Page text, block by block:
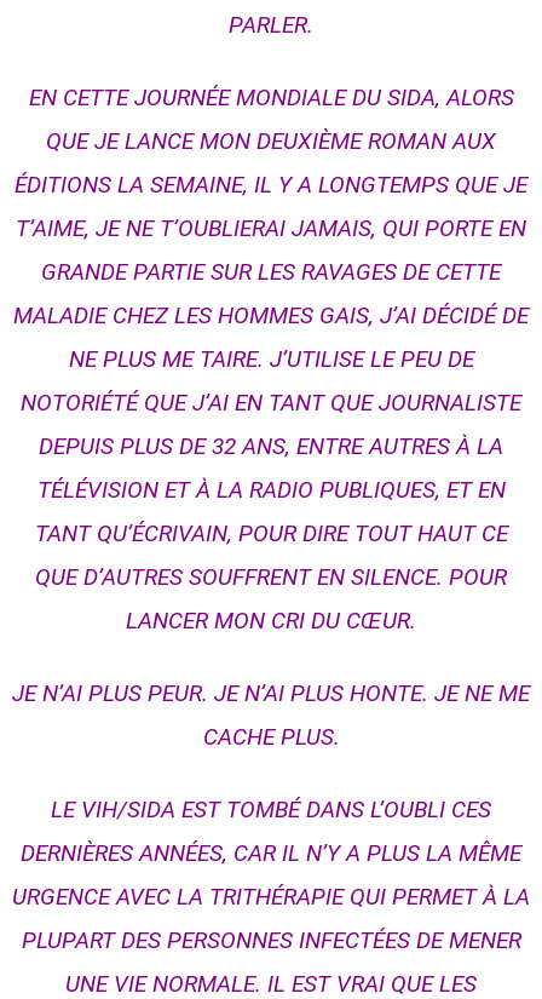
PARLER.
EN CETTE JOURNÉE MONDIALE DU SIDA, ALORS
QUE JE LANCE MON DEUXIÈME ROMAN AUX
ÉDITIONS LA SEMAINE, IL Y A LONGTEMPS QUE JE
T’AIME, JE NE T’OUBLIERAI JAMAIS, QUI PORTE EN
GRANDE PARTIE SUR LES RAVAGES DE CETTE
MALADIE CHEZ LES HOMMES GAIS, J’AI DÉCIDÉ DE
NE PLUS ME TAIRE. J’UTILISE LE PEU DE
NOTORIÉTÉ QUE J’AI EN TANT QUE JOURNALISTE
DEPUIS PLUS DE 32 ANS, ENTRE AUTRES À LA
TÉLÉVISION ET À LA RADIO PUBLIQUES, ET EN
TANT QU’ÉCRIVAIN, POUR DIRE TOUT HAUT CE
QUE D’AUTRES SOUFFRENT EN SILENCE. POUR
LANCER MON CRI DU CŒUR.
JE N’AI PLUS PEUR. JE N’AI PLUS HONTE. JE NE ME
CACHE PLUS.
LE VIH/SIDA EST TOMBÉ DANS L’OUBLI CES
DERNIÈRES ANNÉES, CAR IL N’Y A PLUS LA MÊME
URGENCE AVEC LA TRITHÉRAPIE QUI PERMET À LA
PLUPART DES PERSONNES INFECTÉES DE MENER
UNE VIE NORMALE. IL EST VRAI QUE LES